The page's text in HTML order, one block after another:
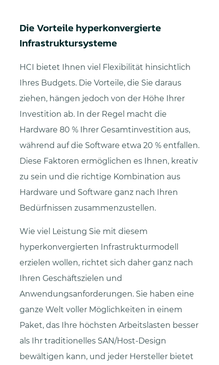
Die Vorteile hyperkonvergierte
Infrastruktursysteme
HCI bietet Ihnen viel Flexibilität hinsichtlich
Ihres Budgets. Die Vorteile, die Sie daraus
ziehen, hängen jedoch von der Höhe Ihrer
Investition ab. In der Regel macht die
Hardware 80 % Ihrer Gesamtinvestition aus,
während auf die Software etwa 20 % entfallen.
Diese Faktoren ermöglichen es Ihnen, kreativ
zu sein und die richtige Kombination aus
Hardware und Software ganz nach Ihren
Bedürfnissen zusammenzustellen.
Wie viel Leistung Sie mit diesem
hyperkonvergierten Infrastrukturmodell
erzielen wollen, richtet sich daher ganz nach
Ihren Geschäftszielen und
Anwendungsanforderungen. Sie haben eine
ganze Welt voller Möglichkeiten in einem
Paket, das Ihre höchsten Arbeitslasten besser
als Ihr traditionelles SAN/Host-Design
bewältigen kann, und jeder Hersteller bietet